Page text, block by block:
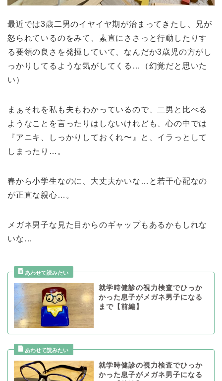
最近では3歳二男のイヤイヤ期が治まってきたし、兄が
怒られているのをみて、素直にささっと行動したりす
る要領の良さを発揮していて、なんだか3歳児の方がし
っかりしてるような気がしてくる…（幻覚だと思いた
い）
まぁそれを私も夫もわかっているので、二男と比べる
ようなことを言ったりはしないけれども、心の中では
『アニキ、しっかりしておくれ〜』と、イラっとして
しまったり…。
春から小学生なのに、大丈夫かいな…と若干心配なの
が正直な親心…。
メガネ男子な見た目からのギャップもあるかもしれな
いな…
就学時健診の視力検査でひっか
かった息子がメガネ男子になる
まで【前編】
就学時健診の視力検査でひっか
かった息子がメガネ男子になる